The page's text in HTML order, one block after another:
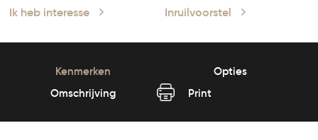
Ik heb interesse Inruilvoorstel
Kenmerken
Opties
Omschrijving
Print